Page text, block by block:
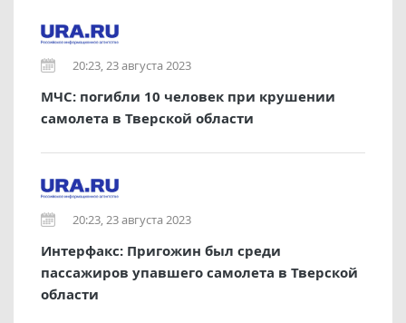
20:23, 23 августа 2023
МЧС: погибли 10 человек при крушении
самолета в Тверской области
20:23, 23 августа 2023
Интерфакс: Пригожин был среди
пассажиров упавшего самолета в Тверской
области